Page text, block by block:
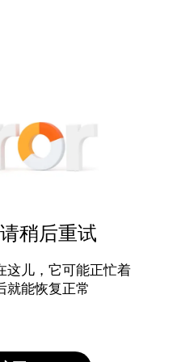
稍后重试
这儿，它可能正忙着
就能恢复正常